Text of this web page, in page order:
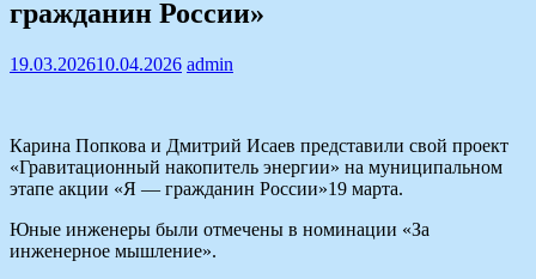
гражданин России»
19.03.202610.04.2026 admin
Карина Попкова и Дмитрий Исаев представили свой проект
«Гравитационный накопитель энергии» на муниципальном
этапе акции «Я — гражданин России»19 марта.
Юные инженеры были отмечены в номинации «За
инженерное мышление».